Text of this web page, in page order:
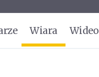
Wiara Wideo